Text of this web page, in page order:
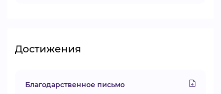
Достижения
Благодарственное письмо